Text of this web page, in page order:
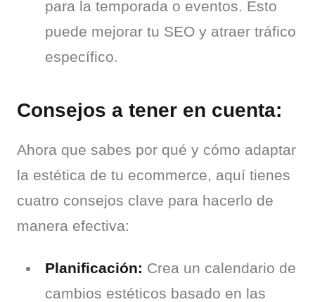
para la temporada o eventos. Esto
puede mejorar tu SEO y atraer tráfico
específico.
Consejos a tener en cuenta:
Ahora que sabes por qué y cómo adaptar
la estética de tu ecommerce, aquí tienes
cuatro consejos clave para hacerlo de
manera efectiva:
Planificación: Crea un calendario de
cambios estéticos basado en las